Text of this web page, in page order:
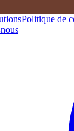
Politique de